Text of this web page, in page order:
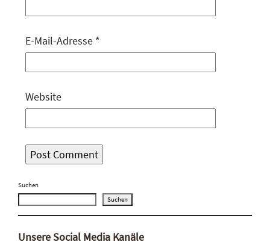
E-Mail-Adresse *
Website
Suchen
Suchen
Unsere Social Media Kanäle